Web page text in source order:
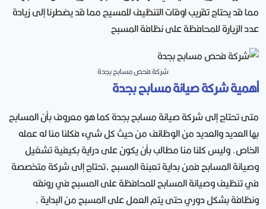
مما قد يحتاج تقريب اوقات التنظيف للمسيح مما قد يضطرنا إلى زيادة
عدد الزيارة للمحافظة على نظافة المسبح
شركة فحص مسابح بجدة
أهمية شركة صيانة مسابح بجدة
متى تحتاج إلى شركة صيانة مسابح بجدة كما هو معروف بأن المسابح
بها العديد والعديد من الوظائف من حيث كل شيء فكلنا منا له عمله
الخاص. وليس كلنا منا مطالب بأن يكون على دراية بكيفية تشغيل
وصيانة المسابح فمن بداية تعبئة المسبح ،تحتاج إلى شركة متخصصة
في تنظيف وصيانة المسابح للمحافظة على المسبح في رونقه
ونظافة بشكل دوري حتى يتم العمل على المسبح من البداية .